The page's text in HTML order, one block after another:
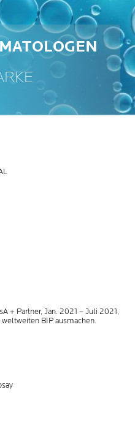
+ Partner, Jan. 2021 – Juli 2021,
BIP ausmachen.